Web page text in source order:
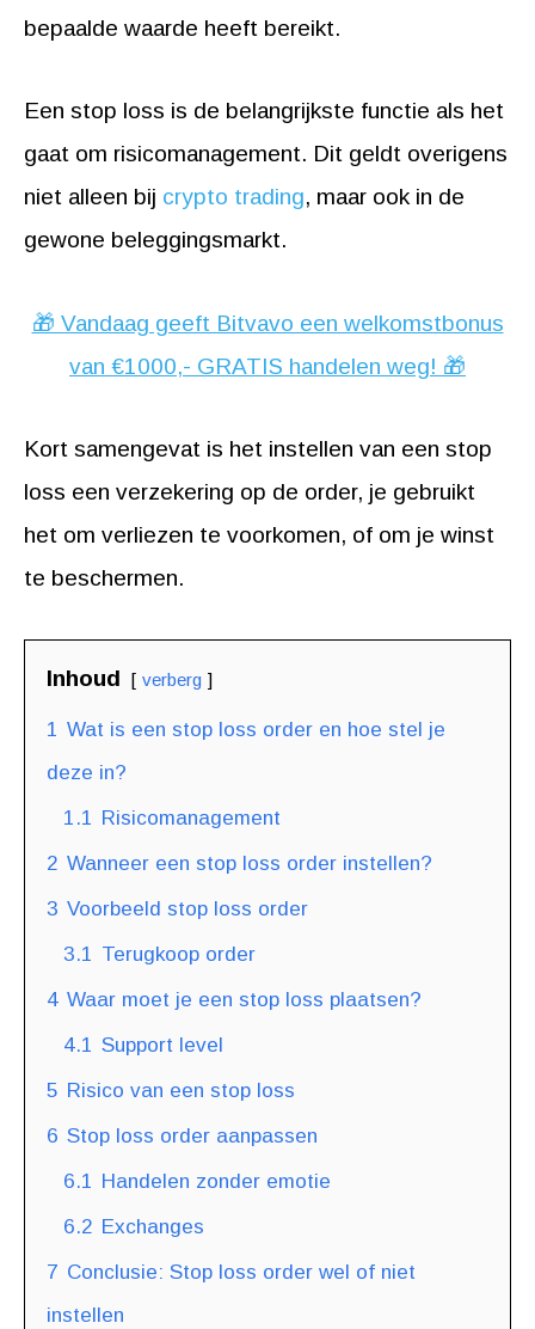
bepaalde waarde heeft bereikt.
Een stop loss is de belangrijkste functie als het
gaat om risicomanagement. Dit geldt overigens
niet alleen bij crypto trading, maar ook in de
gewone beleggingsmarkt.
🎁 Vandaag geeft Bitvavo een welkomstbonus
van €1000,- GRATIS handelen weg! 🎁
Kort samengevat is het instellen van een stop
loss een verzekering op de order, je gebruikt
het om verliezen te voorkomen, of om je winst
te beschermen.
Inhoud verberg
1 Wat is een stop loss order en hoe stel je
deze in?
1.1 Risicomanagement
2 Wanneer een stop loss order instellen?
3 Voorbeeld stop loss order
3.1 Terugkoop order
4 Waar moet je een stop loss plaatsen?
4.1 Support level
5 Risico van een stop loss
6 Stop loss order aanpassen
6.1 Handelen zonder emotie
6.2 Exchanges
7 Conclusie: Stop loss order wel of niet
instellen